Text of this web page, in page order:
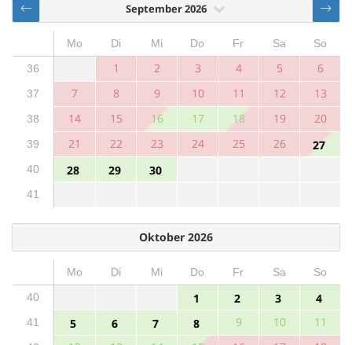
September 2026
Mo Di Mi Do Fr Sa
So
36
1 2 3 4 5 6
37 7 8 9 10 11 12 13
38 14 15 16 17 18 19 20
39 21 22 23 24 25 26 27
40 28 29 30
41
Oktober 2026
Mo Di Mi Do Fr Sa
So
40
1 2 3 4
41 5 6 7 8 9 10 11